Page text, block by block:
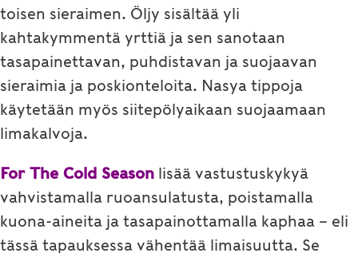
toisen sieraimen. Öljy sisältää yli
kahtakymmentä yrttiä ja sen sanotaan
tasapainettavan, puhdistavan ja suojaavan
sieraimia ja poskionteloita. Nasya tippoja
käytetään myös siitepölyaikaan suojaamaan
limakalvoja.
For The Cold Season lisää vastustuskykyä
vahvistamalla ruoansulatusta, poistamalla
kuona-aineita ja tasapainottamalla kaphaa – eli
tässä tapauksessa vähentää limaisuutta. Se